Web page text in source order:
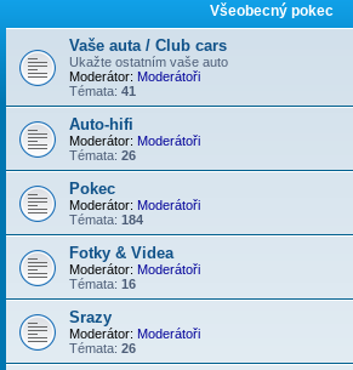
Všeobecný pokec
Vaše auta / Club cars
Ukažte ostatním vaše auto
Moderátor: Moderátoři
Témata: 41
Auto-hifi
Moderátor: Moderátoři
Témata: 26
Pokec
Moderátor: Moderátoři
Témata: 184
Fotky & Videa
Moderátor: Moderátoři
Témata: 16
Srazy
Moderátor: Moderátoři
Témata: 26